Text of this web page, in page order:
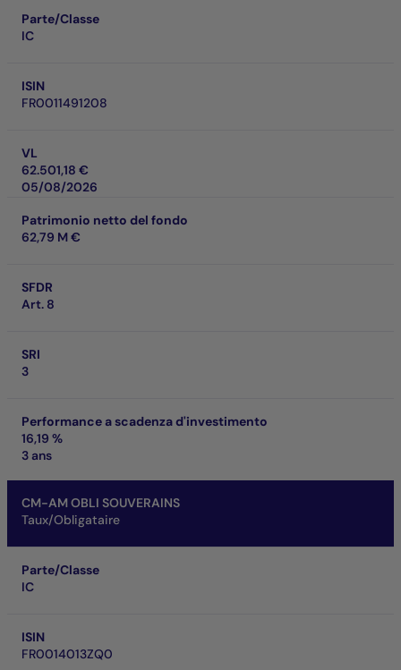
Parte/Classe
IC
ISIN
FR0011491208
VL
62.501,18 €
05/08/2026
Patrimonio netto del fondo
62,79 M €
SFDR
Art. 8
SRI
3
Performance a scadenza d'investimento
16,19 %
3 ans
CM-AM OBLI SOUVERAINS
Taux/Obligataire
Parte/Classe
IC
ISIN
FR0014013ZQ0